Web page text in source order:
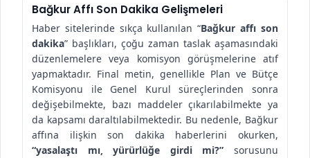
Bağkur Affı Son Dakika Gelişmeleri
Haber sitelerinde sıkça kullanılan “Bağkur affı son
dakika” başlıkları, çoğu zaman taslak aşamasındaki
düzenlemelere veya komisyon görüşmelerine atıf
yapmaktadır. Final metin, genellikle Plan ve Bütçe
Komisyonu ile Genel Kurul süreçlerinden sonra
değişebilmekte, bazı maddeler çıkarılabilmekte ya
da kapsamı daraltılabilmektedir. Bu nedenle, Bağkur
affına ilişkin son dakika haberlerini okurken,
“yasalaştı mı, yürürlüğe girdi mi?” sorusunu